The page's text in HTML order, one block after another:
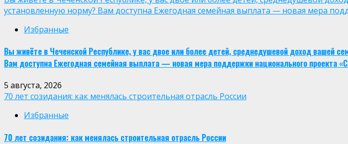
установленную норму? Вам доступна Ежегодная семейная выплата — новая мера
Избранные
Вы живёте в Чеченской Республике, у вас двое или более детей, среднедушевой доход вашей
Вам доступна Ежегодная семейная выплата — новая мера поддержки национального проекта
5 августа, 2026
70 лет созидания: как менялась строительная отрасль России
Избранные
70 лет созидания: как менялась строительная отрасль России